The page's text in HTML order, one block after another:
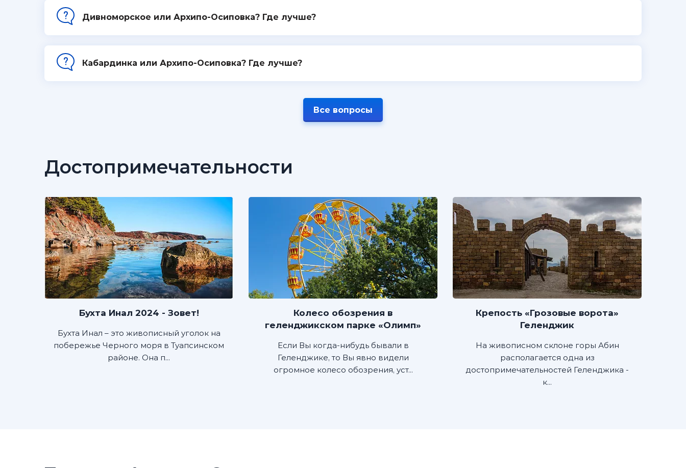
Дивноморское или Архипо-Осиповка? Где лучше?
Кабардинка или Архипо-Осиповка? Где лучше?
Все вопросы
Достопримечательности
Бухта Инал 2024 - Зовет!
Бухта Инал – это живописный уголок на
побережье Черного моря в Туапсинском
районе. Она п...
Колесо обозрения в
геленджикском парке «Олимп»
Если Вы когда-нибудь бывали в
Геленджике, то Вы явно видели
огромное колесо обозрения, уст...
Крепость «Грозовые ворота»
Геленджик
На живописном склоне горы Абин
располагается одна из
достопримечательностей Геленджика -
к...